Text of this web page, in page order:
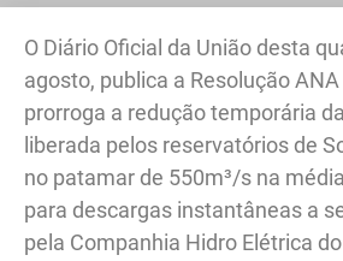
O Diário Oficial da União desta
agosto, publica a Resolução
prorroga a redução temporária
liberada pelos reservatórios de
no patamar de 550m³/s na
para descargas instantâneas a
pela Companhia Hidro Elétrica